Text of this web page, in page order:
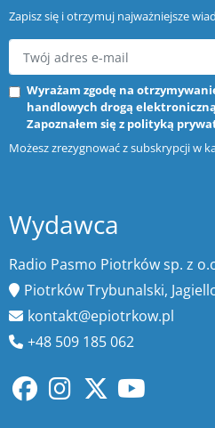
Zapisz się i otrzymuj najważniejsze
Wyrażam zgodę na
handlowych drogą
Zapoznałem się z polityką
Możesz zrezygnować z subskrypcji w
Wydawca
Radio Pasmo Piotrków sp. z
Piotrków Trybunalski,
kontakt@epiotrkow.pl
+48 509 185 062